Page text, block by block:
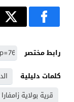
رابط مختصر
كلمات دليلية
قرية بولاية